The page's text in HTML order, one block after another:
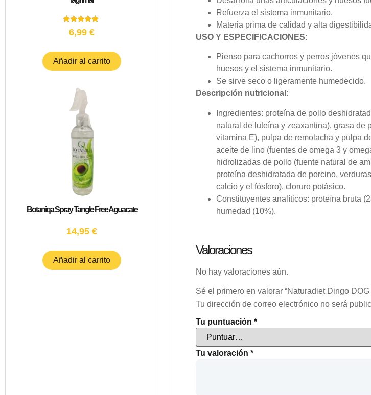
Valorado
con
6,99 €
Añadir al carrito
Botaniqa Spray Tangle Free Aguacate
14,95 €
Añadir al carrito
Refuerza el sistema inmunitario.
Materia prima de calidad y alta
USO Y ESPECIFICACIONES:
Pienso para cachorros y perros jóvenes
huesos y el sistema inmunitario.
Se sirve seco o ligeramente humedecido.
Descripción nutricional :
Ingredientes: proteína de pollo
natural de luteína y zeaxantina), grasa de
vitamina E), pulpa de remolacha y pulpa
aceite de lino (fuentes de omega 3 y
hidrolizadas de pollo (fuente natural de
proteína deshidratada de porcino,
calcio y el fósforo), cloruro potásico.
Constituyentes analíticos: proteína bruta
humedad (10%).
Valoraciones
No hay valoraciones aún.
Sé el primero en valorar “Naturadiet Dingo
Tu dirección de correo electrónico no será
Tu puntuación *
Tu valoración *